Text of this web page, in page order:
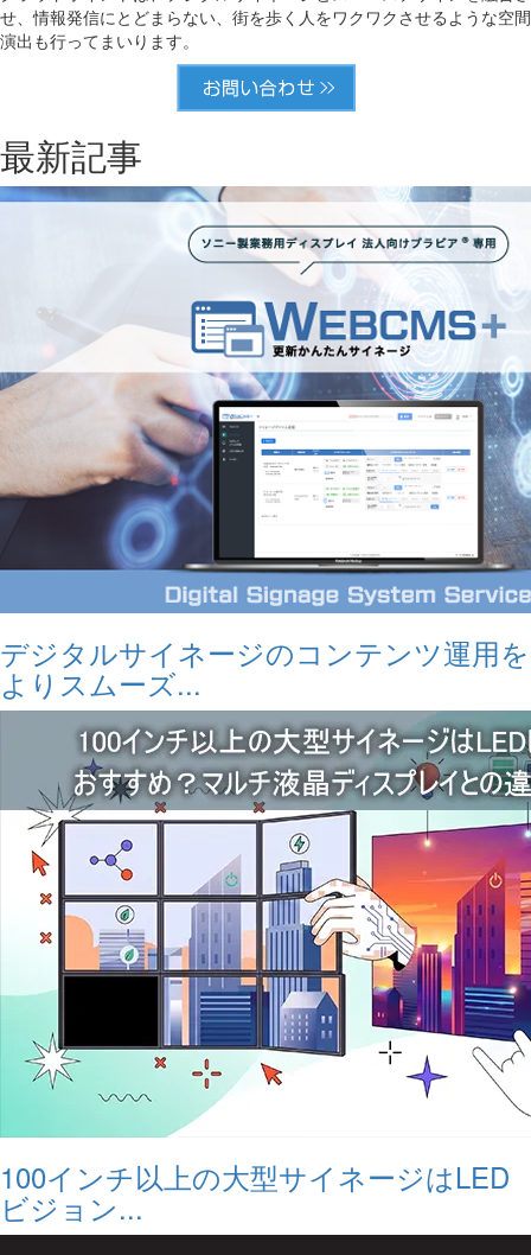
せ、情報発信にとどまらない、街を歩く人をワクワクさせるような空間
演出も行ってまいります。
最新記事
デジタルサイネージのコンテンツ運用を
よりスムーズ...
100インチ以上の大型サイネージはLED
ビジョン...